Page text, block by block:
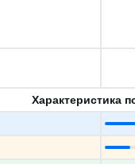
Характеристика